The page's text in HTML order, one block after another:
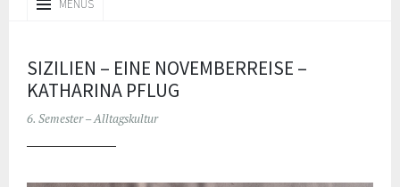
MENÜS
INHALT
SIZILIEN – EINE NOVEMBERREISE –
KATHARINA PFLUG
6. Semester – Alltagskultur